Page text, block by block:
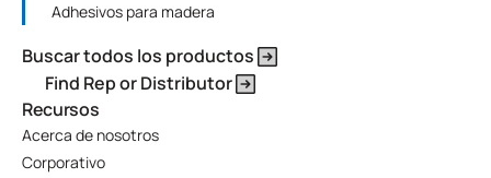
Adhesivos para madera
Buscar todos los productos
Find Rep or Distributor
Recursos
Acerca de nosotros
Corporativo